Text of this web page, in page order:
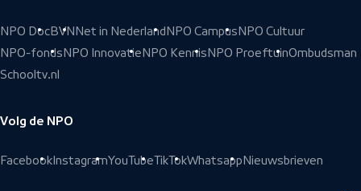
NPO DocBVN Net in Nederland NPO Campus NPO Cultuur
NPO-fonds NPO Innovatie NPO Kennis NPO ProeftuinOmbudsman
Schooltv.nl
Volg de NPO
Facebook InstagramYouTubeTikTokWhatsapp Nieuwsbrieven